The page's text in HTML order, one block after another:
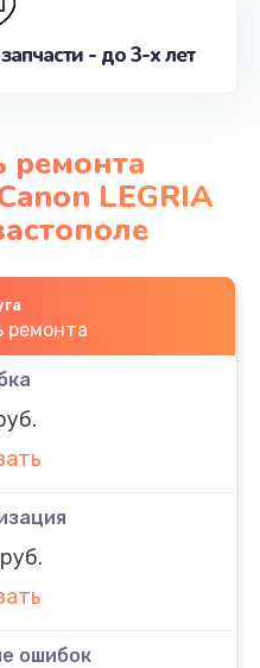
- до 3-х лет
ремонта
LEGRIA
ремонта
ошибок